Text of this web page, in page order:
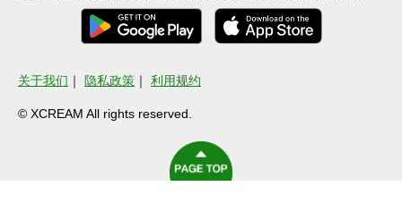
关于我们 ｜ 隐私政策 ｜ 利用规约
© XCREAM All rights reserved.